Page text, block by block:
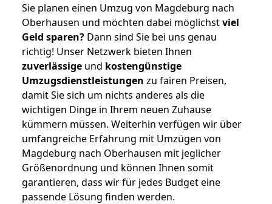
Sie planen einen Umzug von Magdeburg nach
Oberhausen und möchten dabei möglichstviel
Geld sparen? Dann sind Sie bei uns genau
richtig! Unser Netzwerk bieten Ihnen
zuverlässige und kostengünstige
Umzugsdienstleistungen zu fairen Preisen,
damit Sie sich um nichts anderes als die
wichtigen Dinge in Ihrem neuen Zuhause
kümmern müssen. Weiterhin verfügen wir über
umfangreiche Erfahrung mit Umzügen von
Magdeburg nach Oberhausen mit jeglicher
Größenordnung und können Ihnen somit
garantieren, dass wir für jedes Budget eine
passende Lösung finden werden.